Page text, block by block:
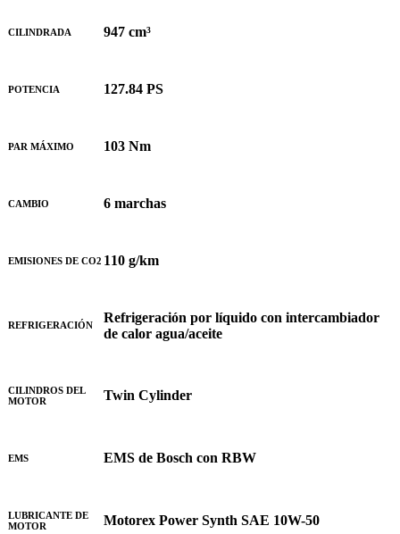
CILINDRADA 947 cm³
POTENCIA 127.84 PS
PAR MÁXIMO 103 Nm
CAMBIO 6 marchas
EMISIONES DE CO2 110 g/km
REFRIGERACIÓN
Refrigeración por líquido con intercambiador
de calor agua/aceite
CILINDROS DEL
MOTOR
Twin Cylinder
EMS EMS de Bosch con RBW
LUBRICANTE DE
MOTOR
Motorex Power Synth SAE 10W-50